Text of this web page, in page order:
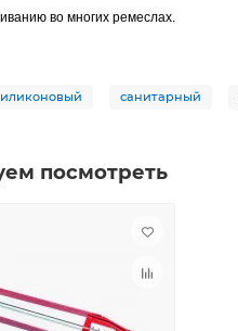
во многих ремеслах.
санитарный
посмотреть